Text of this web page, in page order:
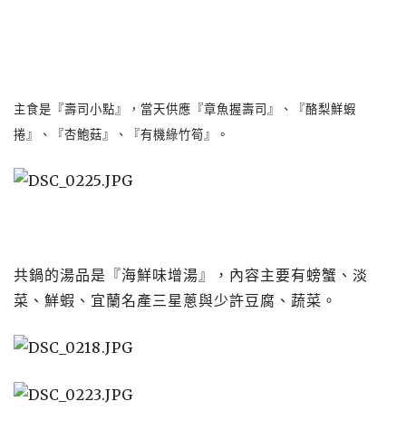
主食是『壽司小點』，當天供應『章魚握壽司』、『酪梨鮮蝦
捲』、『杏鮑菇』、『有機綠竹筍』。
​​​​​​​共鍋的湯品是『海鮮味增湯』，內容主要有螃蟹、淡
菜、鮮蝦、宜蘭名產三星蔥與少許豆腐、蔬菜。